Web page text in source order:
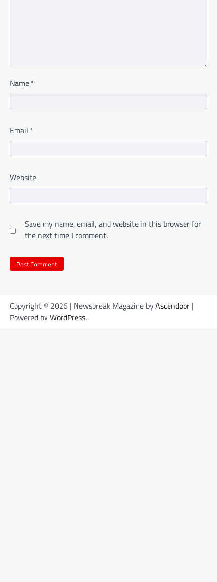
Name *
Email *
Website
Save my name, email, and website in this browser for
the next time I comment.
Copyright © 2026 | Newsbreak Magazine byAscendoor |
Powered byWordPress.